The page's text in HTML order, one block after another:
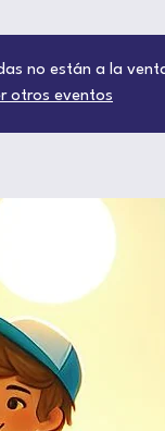
no están a la
otros eventos